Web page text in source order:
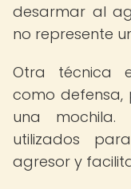
desarmar al
no represente
Otra técnica
como defensa,
una mochila.
utilizados
agresor y